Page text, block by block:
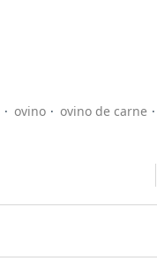
ovino
ovino de carne